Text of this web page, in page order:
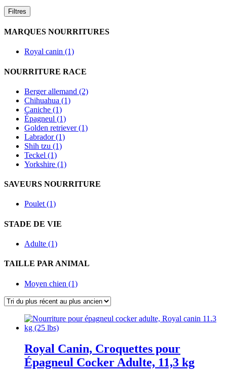
Filtres
MARQUES NOURRITURES
Royal canin (1)
NOURRITURE RACE
Berger allemand (2)
Chihuahua (1)
Caniche (1)
Épagneul (1)
Golden retriever (1)
Labrador (1)
Shih tzu (1)
Teckel (1)
Yorkshire (1)
SAVEURS NOURRITURE
Poulet (1)
STADE DE VIE
Adulte (1)
TAILLE PAR ANIMAL
Moyen chien (1)
Royal Canin, Croquettes pour
Épagneul Cocker Adulte, 11,3 kg